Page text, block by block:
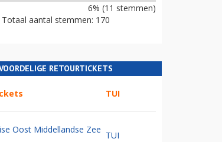
6% (11 stemmen)
Totaal aantal stemmen: 170
RETOURTICKETS
TUI
Oost Middellandse Zee
TUI